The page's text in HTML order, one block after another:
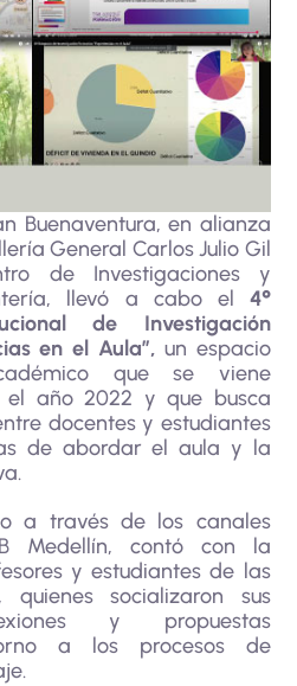
Buenaventura, en alianza
General Carlos Julio Gil
de Investigaciones y
llevó a cabo el 4°
de Investigación
en el Aula”, un espacio
que se viene
el año 2022 y que busca
docentes y estudiantes
de abordar el aula y la
a través de los canales
Medellín, contó con la
y estudiantes de las
quienes socializaron sus
y propuestas
a los procesos de